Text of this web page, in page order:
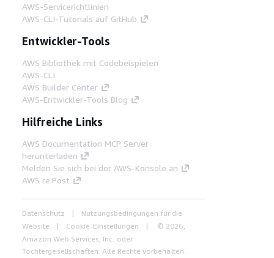
AWS-Servicerichtlinien
AWS-CLI-Tutorials auf GitHub
Entwickler-Tools
AWS Bibliothek mit Codebeispielen
AWS-CLI
AWS Builder Center
AWS-Entwickler-Tools Blog
Hilfreiche Links
AWS Documentation MCP Server
herunterladen
Melden Sie sich bei der AWS-Konsole an
AWS re:Post
Datenschutz
Nutzungsbedingungen für die
Website
Cookie-Einstellungen
© 2026,
Amazon Web Services, Inc. oder
Tochtergesellschaften. Alle Rechte vorbehalten.